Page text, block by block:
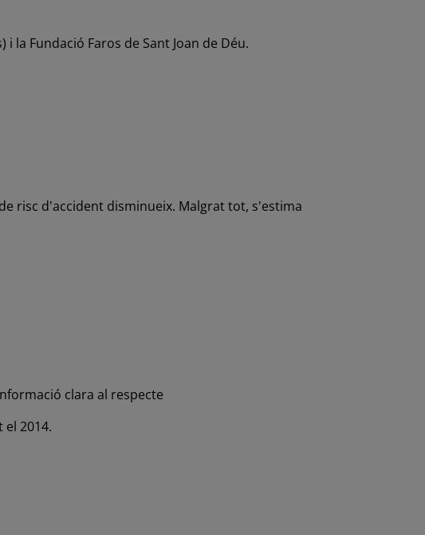
la Fundació Faros de Sant Joan de Déu.
risc d'accident disminueix. Malgrat tot, s'estima
clara al respecte
2014.